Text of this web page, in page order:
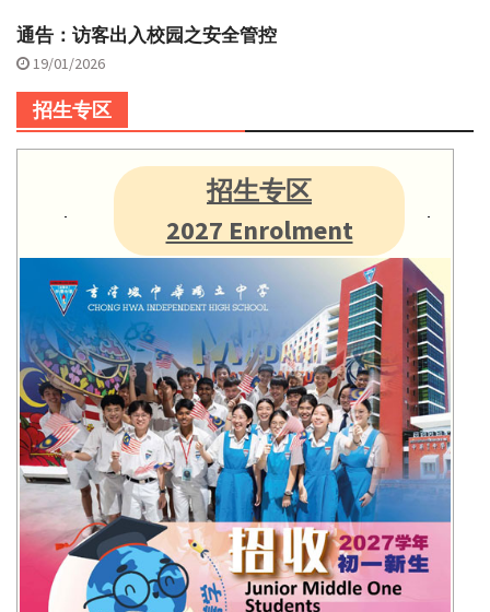
通告：访客出入校园之安全管控
19/01/2026
招生专区
招生专区
2027 Enrolment